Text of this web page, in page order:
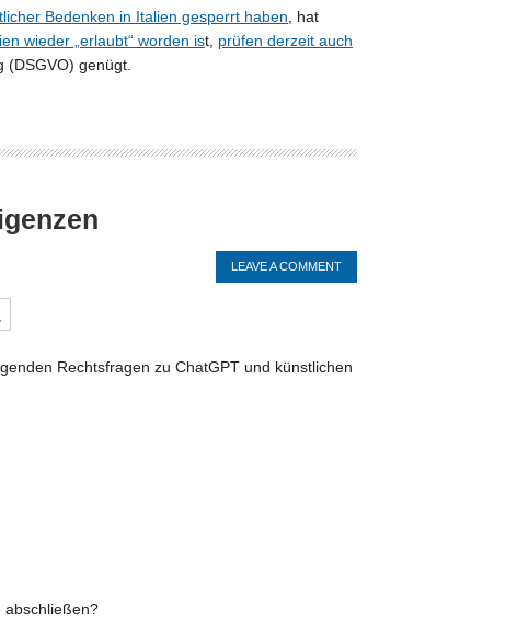
Bedenken in Italien gesperrt haben , hat
wieder „erlaubt“ worden ist, prüfen derzeit auch
(DSGVO) genügt.
LEAVE A COMMENT
Rechtsfragen zu ChatGPT und künstlichen
abschließen?